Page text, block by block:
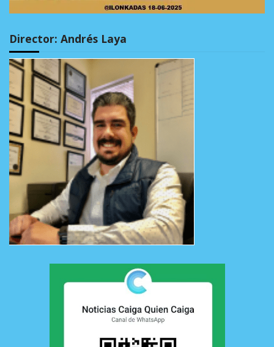
Director: Andrés Laya